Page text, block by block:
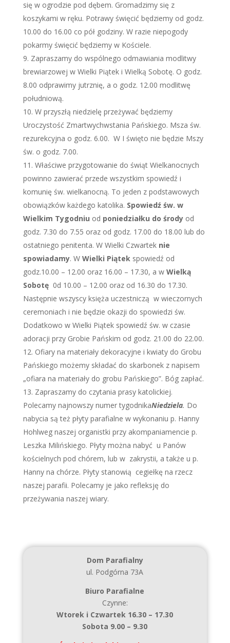
się w ogrodzie pod dębem. Gromadzimy się z
koszykami w ręku. Potrawy święcić będziemy od godz.
10.00 do 16.00 co pół godziny. W razie niepogody
pokarmy święcić będziemy w Kościele.
Zapraszamy do wspólnego odmawiania modlitwy
brewiarzowej w Wielki Piątek i Wielką Sobotę. O godz.
8.00 odprawimy jutrznię, a o godz. 12.00 modlitwę
południową.
W przyszłą niedzielę przeżywać będziemy
Uroczystość Zmartwychwstania Pańskiego. Msza św.
rezurekcyjna o godz. 6.00. W I święto nie będzie Mszy
św. o godz. 7.00.
Właściwe przygotowanie do świąt Wielkanocnych
powinno zawierać przede wszystkim spowiedź i
komunię św. wielkanocną. To jeden z podstawowych
obowiązków każdego katolika. Spowiedź św. w
Wielkim Tygodniu od poniedziałku do środyod
godz. 7.30 do 7.55 oraz od godz. 17.00 do 18.00 lub do
ostatniego penitenta. W Wielki Czwartek nie
spowiadamy. W Wielki Piątek spowiedź od
godz.10.00 – 12.00 oraz 16.00 – 17.30, a w Wielką
Sobotę0d 10.00 – 12.00 oraz od 16.30 do 17.30.
Następnie wszyscy księża uczestniczą w wieczornych
ceremoniach i nie będzie okazji do spowiedzi św.
Dodatkowo w Wielki Piątek spowiedź św. w czasie
adoracji przy Grobie Pańskim od godz. 21.00 do 22.00.
Ofiary na materiały dekoracyjne i kwiaty do Grobu
Pańskiego możemy składać do skarbonek z napisem
„ofiara na materiały do grobu Pańskiego”. Bóg zapłać.
Zapraszamy do czytania prasy katolickiej.
Polecamy najnowszy numer tygodnikaNiedziela. Do
nabycia są też płyty parafialne w wykonaniu p. Hanny
Hohlweg naszej organistki przy akompaniamencie p.
Leszka Milińskiego. Płyty można nabyć u Panów
kościelnych pod chórem, lub w zakrystii, a także u p.
Hanny na chórze. Płyty stanowią cegiełkę na rzecz
naszej parafii. Polecamy je jako refleksję do
przeżywania naszej wiary.
Dom Parafialny
ul. Podgórna 73A
Biuro Parafialne
Czynne:
Wtorek i Czwartek 16.30 – 17.30
Sobota 9.00 – 9.30